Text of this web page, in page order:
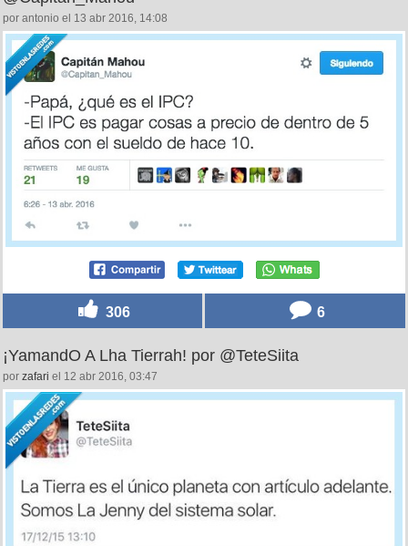
por antonio el 13 abr 2016, 14:08
306 6
¡YamandO A Lha Tierrah! por @TeteSiita
por zafari el 12 abr 2016, 03:47